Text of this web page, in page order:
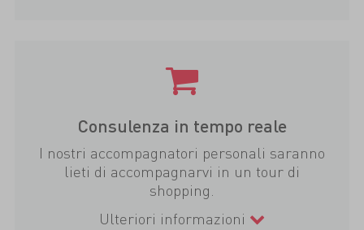
Consulenza in tempo reale
I nostri accompagnatori personali saranno
lieti di accompagnarvi in un tour di
shopping.
Ulteriori informazioni